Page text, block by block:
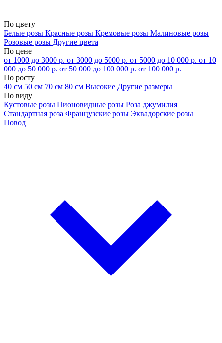
По цвету
Белые розы Красные розы Кремовые розы Малиновые розы
Розовые розы Другие цвета
По цене
от 1000 до 3000 р. от 3000 до 5000 р. от 5000 до 10 000 р. от 10
000 до 50 000 р. от 50 000 до 100 000 р. от 100 000 р.
По росту
40 см 50 см 70 см 80 см Высокие Другие размеры
По виду
Кустовые розы Пионовидные розы Роза джумилия
Стандартная роза Французские розы Эквадорские розы
Повод